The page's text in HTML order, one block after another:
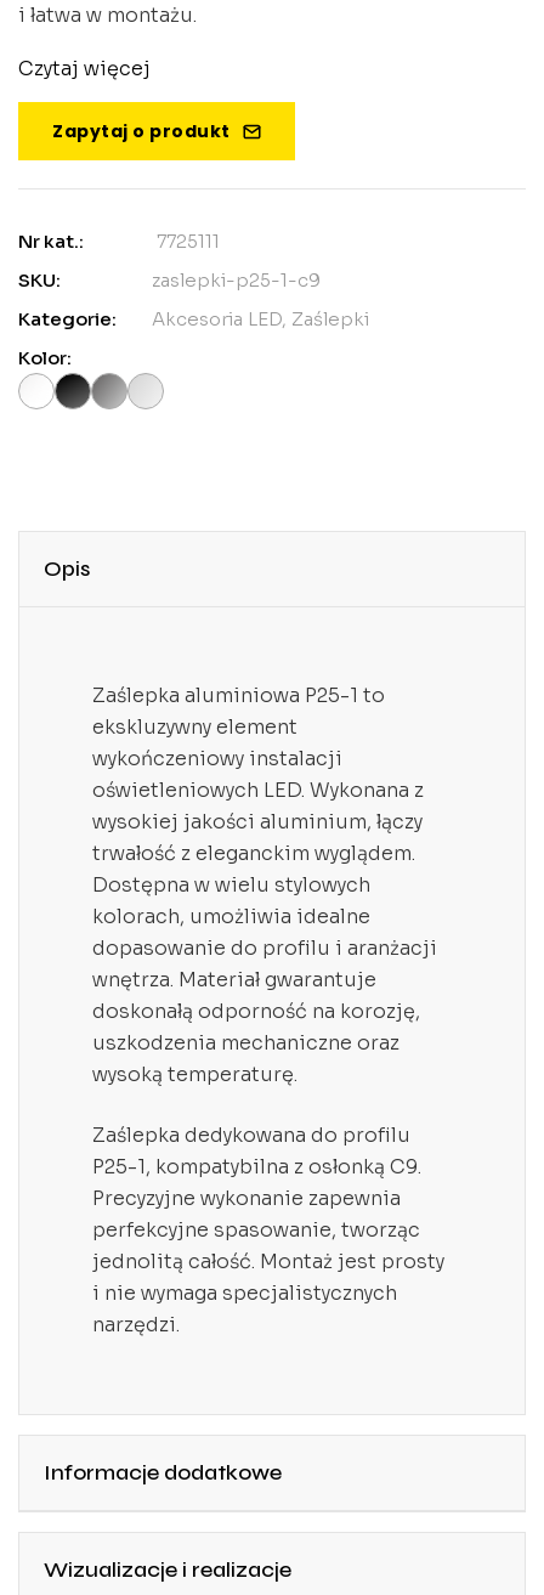
i łatwa w montażu.
Czytaj więcej
Zapytaj o produkt
Nr kat.:
7725111
SKU:
zaslepki-p25-1-c9
Kategorie:
Akcesoria LED, Zaślepki
Kolor:
Opis
Zaślepka aluminiowa P25-1 to
ekskluzywny element
wykończeniowy instalacji
oświetleniowych LED. Wykonana z
wysokiej jakości aluminium, łączy
trwałość z eleganckim wyglądem.
Dostępna w wielu stylowych
kolorach, umożliwia idealne
dopasowanie do profilu i aranżacji
wnętrza. Materiał gwarantuje
doskonałą odporność na korozję,
uszkodzenia mechaniczne oraz
wysoką temperaturę.
Zaślepka dedykowana do profilu
P25-1, kompatybilna z osłonką C9.
Precyzyjne wykonanie zapewnia
perfekcyjne spasowanie, tworząc
jednolitą całość. Montaż jest prosty
i nie wymaga specjalistycznych
narzędzi.
Informacje dodatkowe
Wizualizacje i realizacje